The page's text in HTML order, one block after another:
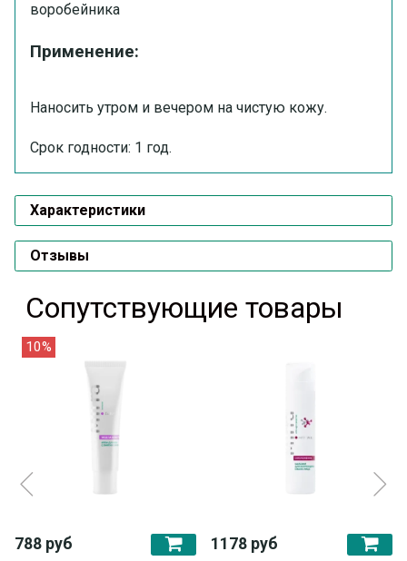
воробейника
Применение:
Наносить утром и вечером на чистую кожу.
Срок годности: 1 год.
Характеристики
Отзывы
Сопутствующие товары
10%
788 руб 1178 руб